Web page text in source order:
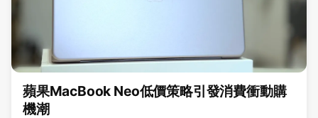
蘋果MacBook Neo低價策略引發消費衝動購
機潮